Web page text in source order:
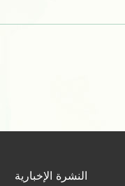
النشرة الإخبارية